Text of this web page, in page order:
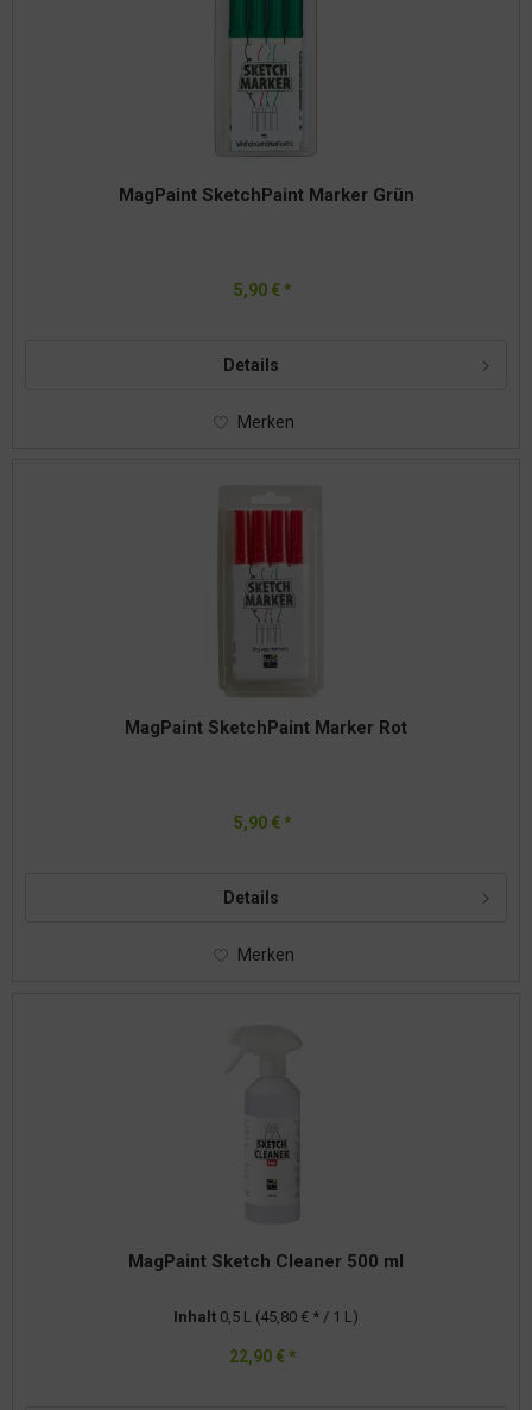
MagPaint SketchPaint Marker Grün
5,90 € *
Details
Merken
MagPaint SketchPaint Marker Rot
5,90 € *
Details
Merken
MagPaint Sketch Cleaner 500 ml
Inhalt 0,5 L (45,80 € * / 1 L)
22,90 € *